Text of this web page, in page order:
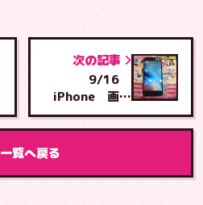
一覧へ戻る
次の記事
9/16
iPhone 画面
交換 具志川店
へご来店